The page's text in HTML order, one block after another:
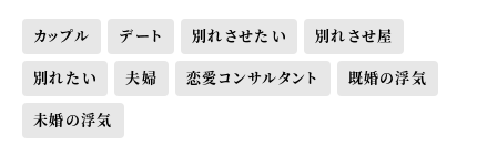
カップル デート 別れさせたい 別れさせ屋
別れたい 夫婦 恋愛コンサルタント 既婚の浮気
未婚の浮気